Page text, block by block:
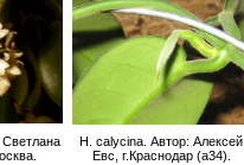
H. calycina. Автор: Алексей
Евс, г.Краснодар (a34).